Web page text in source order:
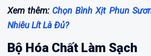
Xem thêm: Chọn Bình Xịt Phun
Nhiêu Lít Là Đủ?
Bộ Hóa Chất Làm Sạch